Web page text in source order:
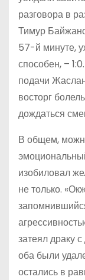
разговора в
Тимур
57-й минуте,
способен, –
подачи
восторг
дождаться
В общем,
изобиловал
не только.
затеял драку
оба были
остались в